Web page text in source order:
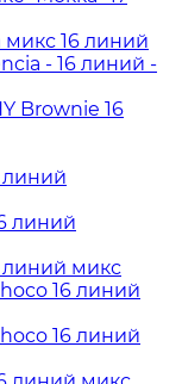
16 линий
- 16 линий -
Brownie 16
линий
линий
линий микс
16 линий
16 линий